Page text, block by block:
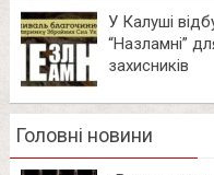
У Калуші
“Назламні”
захисників
Головні новини